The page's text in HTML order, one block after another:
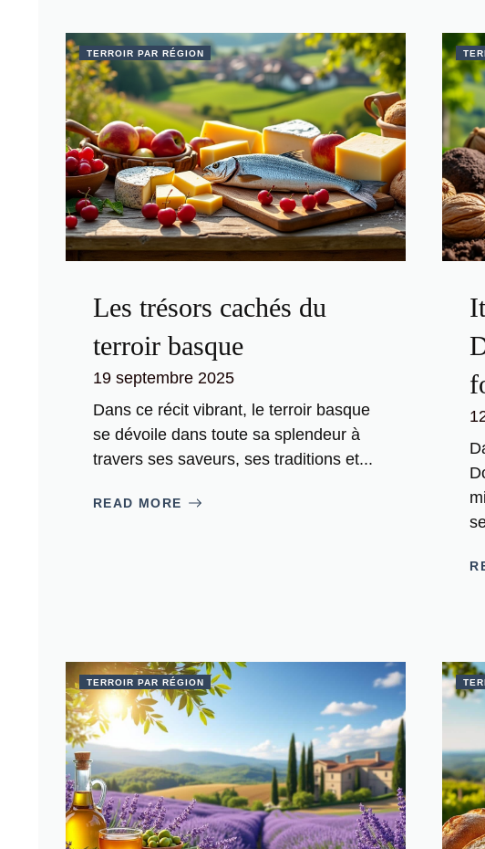
TERROIR PAR RÉGION
Les trésors cachés du
terroir basque
19 septembre 2025
Dans ce récit vibrant, le terroir basque
se dévoile dans toute sa splendeur à
travers ses saveurs, ses traditions et...
READ MORE
TERROIR PAR RÉGION